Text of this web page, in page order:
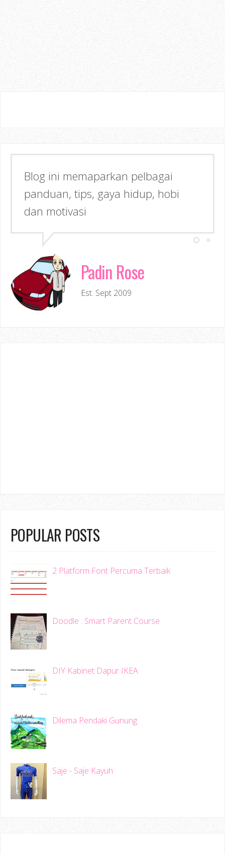
Blog ini memaparkan pelbagai
panduan, tips, gaya hidup, hobi
dan motivasi
Padin Rose
Est. Sept 2009
POPULAR POSTS
2 Platform Font Percuma Terbaik
Doodle : Smart Parent Course
DIY Kabinet Dapur IKEA
Dilema Pendaki Gunung
Saje - Saje Kayuh